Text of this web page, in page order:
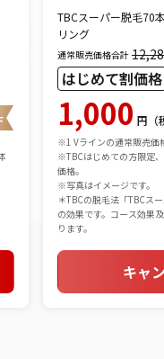
TBCスーパー脱毛70
リング
通常販売価格合計
はじめて割価格
1,000 円（
※1 Vラインの通常販売価
※TBCはじめての方限定
価格。
※写真はイメージです。
＊TBCの脱毛法「TBCス
の効果です。コース効果
ります。
キャ